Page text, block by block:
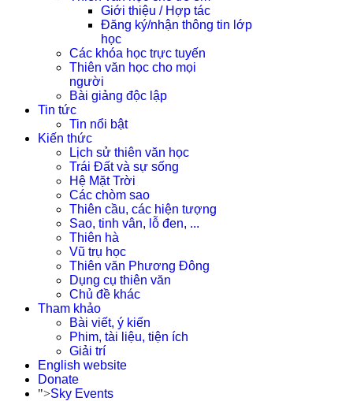
Giới thiệu / Hợp tác
Đăng ký/nhận thông tin lớp
học
Các khóa học trực tuyến
Thiên văn học cho mọi
người
Bài giảng độc lập
Tin tức
Tin nổi bật
Kiến thức
Lịch sử thiên văn học
Trái Đất và sự sống
Hệ Mặt Trời
Các chòm sao
Thiên cầu, các hiện tượng
Sao, tinh vân, lỗ đen, ...
Thiên hà
Vũ trụ học
Thiên văn Phương Đông
Dụng cụ thiên văn
Chủ đề khác
Tham khảo
Bài viết, ý kiến
Phim, tài liệu, tiện ích
Giải trí
English website
Donate
">Sky Events